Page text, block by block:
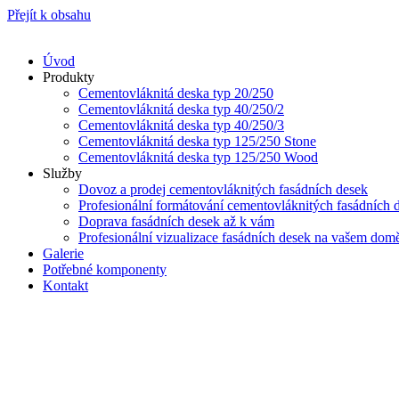
Přejít k obsahu
Úvod
Produkty
Cementovláknitá deska typ 20/250
Cementovláknitá deska typ 40/250/2
Cementovláknitá deska typ 40/250/3
Cementovláknitá deska typ 125/250 Stone
Cementovláknitá deska typ 125/250 Wood
Služby
Dovoz a prodej cementovláknitých fasádních desek
Profesionální formátování cementovláknitých fasádních
Doprava fasádních desek až k vám
Profesionální vizualizace fasádních desek na vašem
Galerie
Potřebné komponenty
Kontakt